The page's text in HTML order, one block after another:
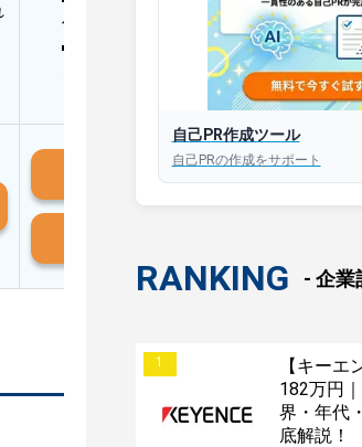
作成
AIと対話して面接練習ができ
iOS版はこちら
自己PR作成ツール
自己PRの作成をサポート
RANKING - 企業
1
【キーエ
182万円
界・年代
底解説！